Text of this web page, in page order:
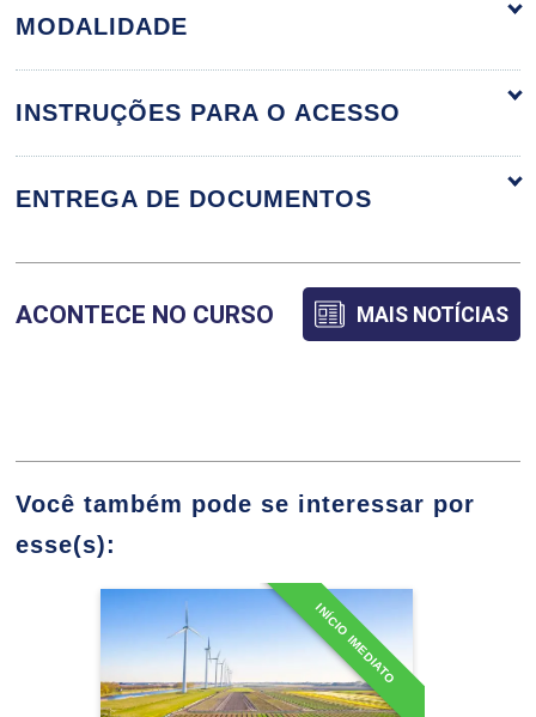
Agronegócio brasileiro
e a pauta exportadora do
agropecuário/agroindustrial
PLANEJAMENTO
AGROPECUÁRIO
MODALIDADE
INSTRUÇÕES PARA O ACESSO
ENTREGA DE DOCUMENTOS
ACONTECE NO CURSO MAIS NOTÍCIAS
Você também pode se interessar por
esse(s):
INÍCIO IMEDIATO
Especialização em
Agricultura de Baixa
Emissão de Carbono
Detalhes do curso